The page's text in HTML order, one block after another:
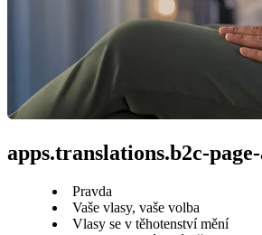
apps.translations.b2c-
Pravda
Vaše vlasy, vaše volba
Vlasy se v těhotenství mění